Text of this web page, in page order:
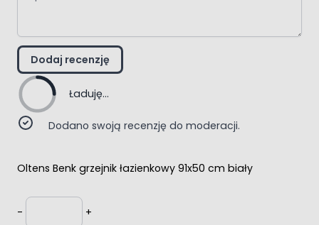
Dodaj recenzję
Ładuję...
Dodano swoją recenzję do moderacji.
Oltens Benk grzejnik łazienkowy 91x50 cm biały
-
Ilość
+